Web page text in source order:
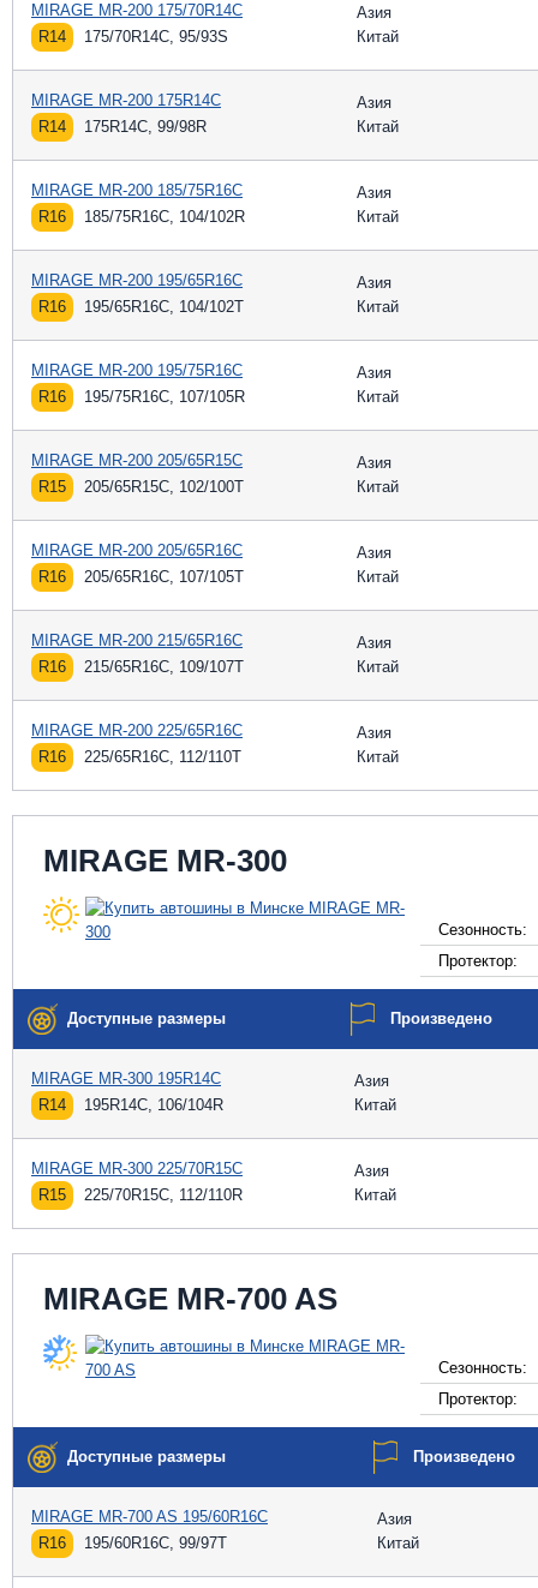
MIRAGE MR-200 175/70R14C
R14
175/70R14C, 95/93S
Азия
Китай
MIRAGE MR-200 175R14C
R14
175R14C, 99/98R
Азия
Китай
MIRAGE MR-200 185/75R16C
R16
185/75R16C, 104/102R
Азия
Китай
MIRAGE MR-200 195/65R16C
R16
195/65R16C, 104/102T
Азия
Китай
MIRAGE MR-200 195/75R16C
R16
195/75R16C, 107/105R
Азия
Китай
MIRAGE MR-200 205/65R15C
R15
205/65R15C, 102/100T
Азия
Китай
MIRAGE MR-200 205/65R16C
R16
205/65R16C, 107/105T
Азия
Китай
MIRAGE MR-200 215/65R16C
R16
215/65R16C, 109/107T
Азия
Китай
MIRAGE MR-200 225/65R16C
R16
225/65R16C, 112/110T
Азия
Китай
MIRAGE MR-300
Сезонность:
Протектор:
Доступные размеры Произведено
MIRAGE MR-300 195R14C
R14
195R14C, 106/104R
Азия
Китай
MIRAGE MR-300 225/70R15C
R15
225/70R15C, 112/110R
Азия
Китай
MIRAGE MR-700 AS
Сезонность:
Протектор:
Доступные размеры Произведено
MIRAGE MR-700 AS 195/60R16C
R16
195/60R16C, 99/97T
Азия
Китай